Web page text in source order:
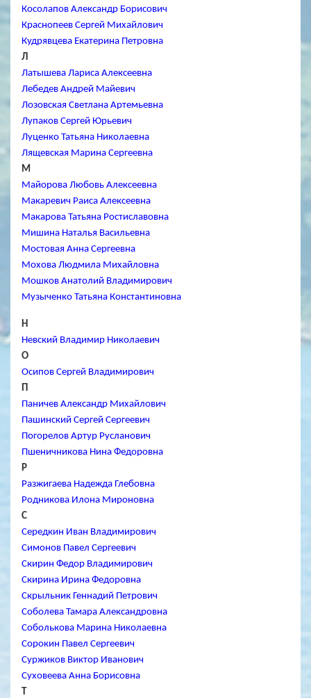
Косолапов Александр Борисович
Краснопеев Сергей Михайлович
Кудрявцева Екатерина Петровна
Л
Латышева Лариса Алексеевна
Лебедев Андрей Майевич
Лозовская Светлана Артемьевна
Лупаков Сергей Юрьевич
Луценко Татьяна Николаевна
Лящевская Марина Сергеевна
М
Майорова Любовь Алексеевна
Макаревич Раиса Алексеевна
Макарова Татьяна Ростиславовна
Мишина Наталья Васильевна
Мостовая Анна Сергеевна
Мохова Людмила Михайловна
Мошков Анатолий Владимирович
Музыченко Татьяна Константиновна
Н
Невский Владимир Николаевич
О
Осипов Сергей Владимирович
П
Паничев Александр Михайлович
Пашинский Сергей Сергеевич
Погорелов Артур Русланович
Пшеничникова Нина Федоровна
Р
Разжигаева Надежда Глебовна
Родникова Илона Мироновна
С
Середкин Иван Владимирович
Симонов Павел Сергеевич
Скирин Федор Владимирович
Скирина Ирина Федоровна
Скрыльник Геннадий Петрович
Соболева Тамара Александровна
Соболькова Марина Николаевна
Сорокин Павел Сергеевич
Суржиков Виктор Иванович
Суховеева Анна Борисовна
Т